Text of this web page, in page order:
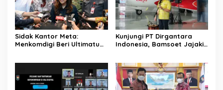
Sidak Kantor Meta:
Menkomdigi Beri Ultimatum
Kunjungi PT Dirgantara
Indonesia, Bamsoet Jajaki
Stone Airline